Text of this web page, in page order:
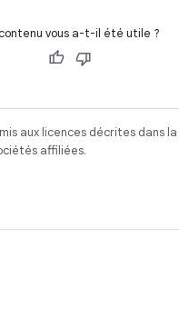
vous a-t-il été utile ?
aux licences décrites dans la
affiliées.